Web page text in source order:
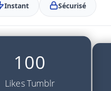
Instant Sécurisé
100
Likes Tumblr